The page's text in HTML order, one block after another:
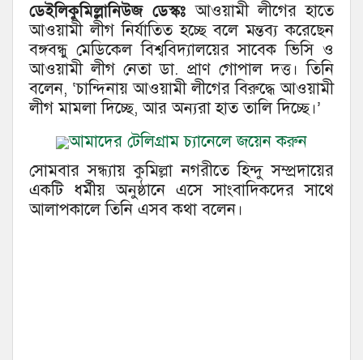
ডেইলিকুমিল্লানিউজ ডেস্কঃ আওয়ামী লীগের হাতে
আওয়ামী লীগ নির্যাতিত হচ্ছে বলে মন্তব্য করেছেন
বঙ্গবন্ধু মেডিকেল বিশ্ববিদ্যালয়ের সাবেক ভিসি ও
আওয়ামী লীগ নেতা ডা. প্রাণ গোপাল দত্ত। তিনি
বলেন, ‘চান্দিনায় আওয়ামী লীগের বিরুদ্ধে আওয়ামী
লীগ মামলা দিচ্ছে, আর অন্যরা হাত তালি দিচ্ছে।’
আমাদের টেলিগ্রাম চ্যানেলে জয়েন করুন
সোমবার সন্ধ্যায় কুমিল্লা নগরীতে হিন্দু সম্প্রদায়ের
একটি ধর্মীয় অনুষ্ঠানে এসে সাংবাদিকদের সাথে
আলাপকালে তিনি এসব কথা বলেন।